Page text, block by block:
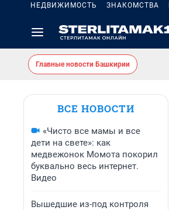
НЕДВИЖИМОСТЬ ЗНАКОМСТВА
Главные новости Башкирии
ВСЕ НОВОСТИ
«Чисто все мамы и все
дети на свете»: как
медвежонок Момота покорил
буквально весь интернет.
Видео
Вышедшие из-под контроля